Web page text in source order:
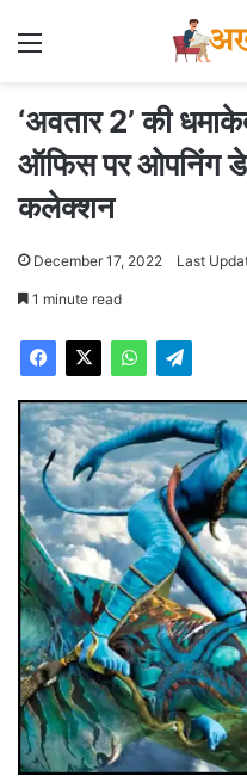
Menu
‘अवतार 2’ की
ऑफिस पर ओपनिंग डे
कलेक्शन
December 17, 2022 Last
1 minute read